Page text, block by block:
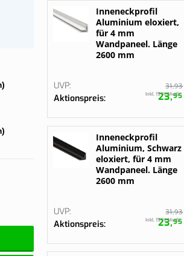
Bestelle jetzt
Inneneckprofil
Aluminium eloxiert,
für 4 mm
Wandpaneel. Länge
2600 mm
UVP 31,93
Aktionspreis 23,95
Inkl. 19 % MwSt.
Inneneckprofil
Aluminium, Schwarz
eloxiert, für 4 mm
Wandpaneel. Länge
2600 mm
UVP 31,93
Aktionspreis 23,95
Inkl. 19 % MwSt.